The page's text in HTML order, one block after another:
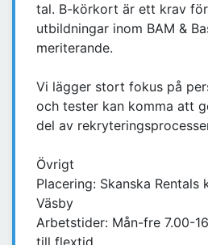
tal. B-körkort är ett krav
utbildningar inom BAM &
meriterande.
Vi lägger stort fokus på
och tester kan komma att
del av
Övrigt
Placering: Skanska
Väsby
Arbetstider: Mån-fre 7.00-